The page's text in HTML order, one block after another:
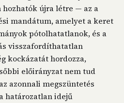
hozhatók újra létre — az a
mandátum, amelyet a keret
pótolhatatlanok, és a
visszafordíthatatlan
kockázatát hordozza,
előirányzat nem tud
azonnali megszüntetés
határozatlan idejű